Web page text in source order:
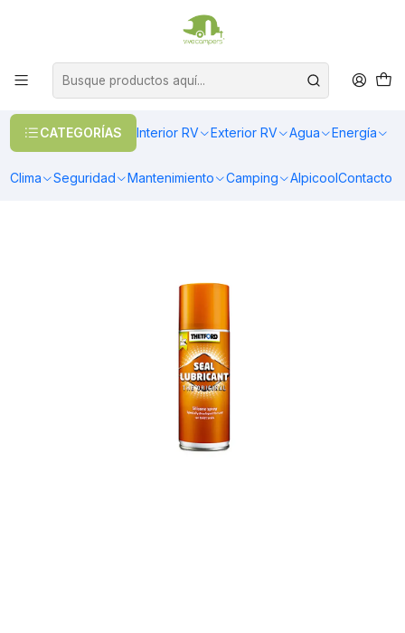
CATEGORÍAS Interior RV Exterior RV Agua Energía
Clima Seguridad Mantenimiento Camping AlpicoolContacto
OFERTAS EN CALEFACCIÓN DIESEL
Lubricante para los sellos de los baños de casa rodante en spray